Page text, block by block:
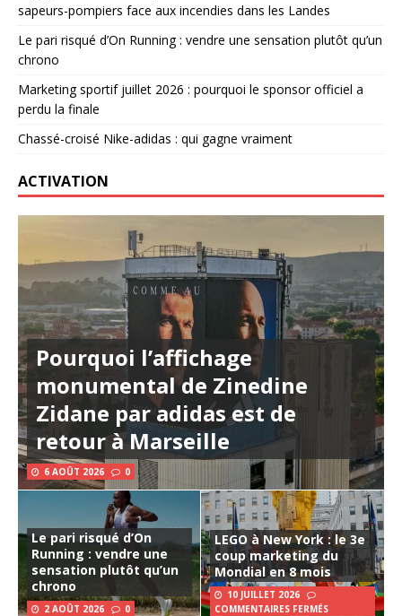
sapeurs-pompiers face aux incendies dans les Landes
Le pari risqué d’On Running : vendre une sensation plutôt qu’un
chrono
Marketing sportif juillet 2026 : pourquoi le sponsor officiel a
perdu la finale
Chassé-croisé Nike-adidas : qui gagne vraiment
ACTIVATION
Pourquoi l’affichage
monumental de Zinedine
Zidane par adidas est de
retour à Marseille
6 AOÛT 2026 0
Le pari risqué d’On
Running : vendre une
sensation plutôt qu’un
chrono
2 AOÛT 2026 0
LEGO à New York : le 3e
coup marketing du
Mondial en 8 mois
10 JUILLET 2026
COMMENTAIRES FERMÉS